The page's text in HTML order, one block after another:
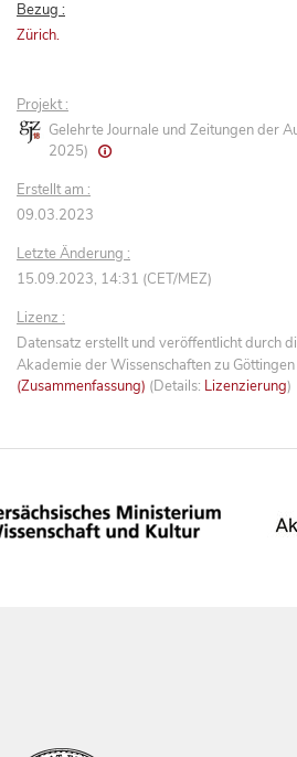
Bezug :
Zürich.
Projekt :
Gelehrte Journale und Zeitungen der
2025)
Erstellt am :
09.03.2023
Letzte Änderung :
15.09.2023, 14:31 (CET/MEZ)
Lizenz :
Datensatz erstellt und veröffentlicht durch
Akademie der Wissenschaften zu
(Zusammenfassung) (Details: Lizenzierung)